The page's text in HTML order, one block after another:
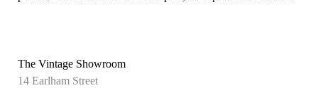
The Vintage Showroom
14 Earlham Street